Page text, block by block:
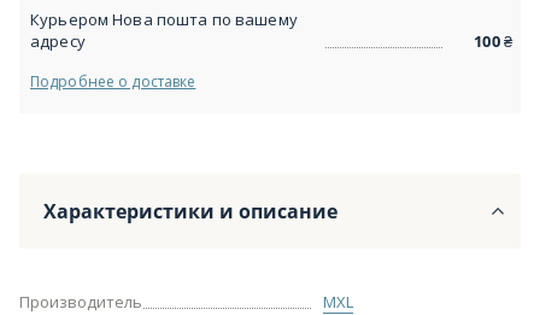
Курьером Нова пошта по вашему
адресу
100₴
Подробнее о доставке
Характеристики и описание
Производитель
MXL